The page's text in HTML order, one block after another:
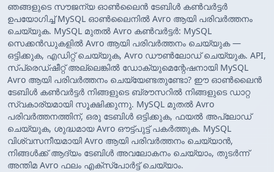
ഞങ്ങളുടെ സൗജന്യ ഓൺലൈൻ ടേബിൾ കൺവർട്ടർ
ഉപയോഗിച്ച് MySQL ഓൺലൈനിൽ Avro ആയി പരിവർത്തനം
ചെയ്യുക. MySQL മുതൽ Avro കൺവർട്ടർ: MySQL
സെക്കൻഡുകളിൽ Avro ആയി പരിവർത്തനം ചെയ്യുക —
ഒട്ടിക്കുക, എഡിറ്റ് ചെയ്യുക, Avro ഡൗൺലോഡ് ചെയ്യുക. API,
സ്പ്രെഡ്ഷീറ്റ് അല്ലെങ്കിൽ ഡോക്യുമെന്റേഷനായി MySQL
Avro ആയി പരിവർത്തനം ചെയ്യേണ്ടതുണ്ടോ? ഈ ഓൺലൈൻ
ടേബിൾ കൺവർട്ടർ നിങ്ങളുടെ ബ്രൗസറിൽ നിങ്ങളുടെ ഡാറ്റ
സ്വകാര്യമായി സൂക്ഷിക്കുന്നു. MySQL മുതൽ Avro
പരിവർത്തനത്തിന്, ഒരു ടേബിൾ ഒട്ടിക്കുക, ഫയൽ അപ്‌ലോഡ്
ചെയ്യുക, ശുദ്ധമായ Avro ഔട്ട്‌പുട്ട് പകർത്തുക. MySQL
വിശ്വസനീയമായി Avro ആയി പരിവർത്തനം ചെയ്യാൻ,
നിങ്ങൾക്ക് ആദ്യം ടേബിൾ അവലോകനം ചെയ്യാം, തുടർന്ന്
അന്തിമ Avro ഫലം എക്സ്‌പോർട്ട് ചെയ്യാം.